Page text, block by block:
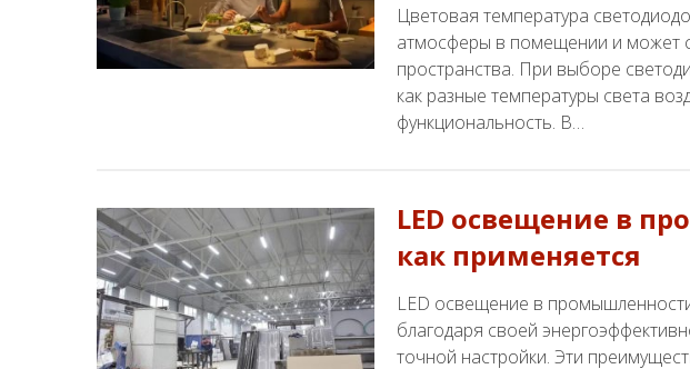
Цветовая температура
атмосферы в помещении и может
пространства. При выборе
как разные температуры света
функциональность. В…
LED освещение в
как применяется
LED освещение в
благодаря своей
точной настройки. Эти